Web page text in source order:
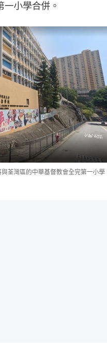
小學合併。
荃灣區的中華基督教會全完第一小學